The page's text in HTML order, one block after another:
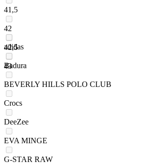
41,5
42
42,5
43
adidas
Badura
BEVERLY HILLS POLO CLUB
Crocs
DeeZee
EVA MINGE
G-STAR RAW